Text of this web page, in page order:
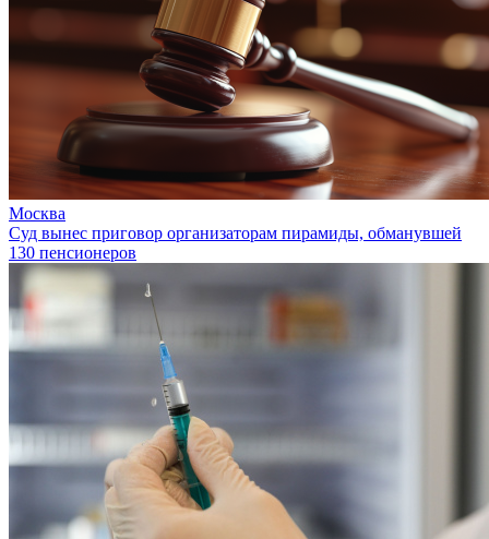
Москва
Суд вынес приговор организаторам пирамиды, обманувшей
130 пенсионеров